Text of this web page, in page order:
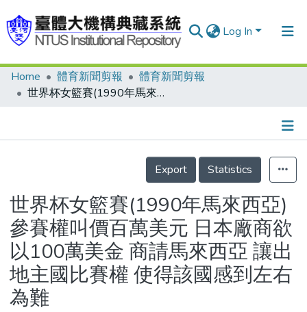
Log In
Communities & Collections
Statistics
Home 體育新聞剪報
體育新聞剪報
世界杯女籃賽(1990年馬來西亞) 參賽權叫價百萬美元 日本廠商欲以100萬美金 商請馬來西亞 讓出地主國比賽權 使得該國感到左右為難
Details
Export
Statistics
世界杯女籃賽(1990年馬來西亞)
參賽權叫價百萬美元 日本廠商欲
以100萬美金 商請馬來西亞 讓出
地主國比賽權 使得該國感到左右
為難